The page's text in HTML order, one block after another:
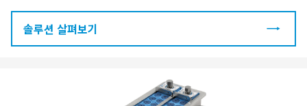
솔루션 살펴보기